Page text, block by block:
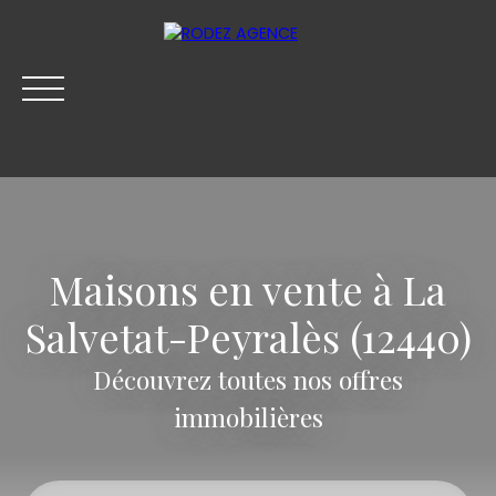
VENDRE
Maisons en vente à La
Salvetat-Peyralès (12440)
Découvrez toutes nos offres
immobilières